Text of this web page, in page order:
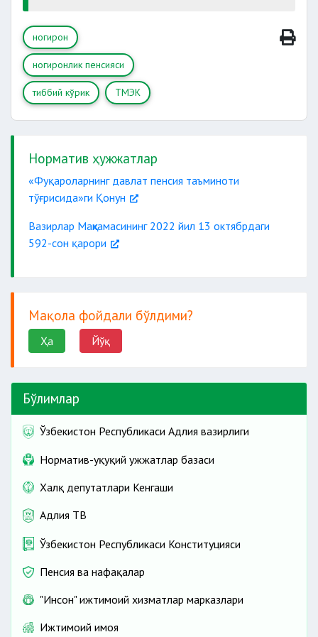
ногирон
ногиронлик пенсияси
тиббий кўрик ТМЭК
Норматив ҳужжатлар
«Фуқароларнинг давлат пенсия таъминоти
тўғрисида»ги Қонун
Вазирлар Маҳкамасининг 2022 йил 13 октябрдаги
592-сон қарори
Мақола фойдали бўлдими?
Ҳа Йўқ
Бўлимлар
Ўзбекистон Республикаси Адлия вазирлиги
Норматив-ҳуқуқий ҳужжатлар базаси
Халқ депутатлари Кенгаши
Адлия ТВ
Ўзбекистон Республикаси Конституцияси
Пенсия ва нафақалар
"Инсон" ижтимоий хизматлар марказлари
Ижтимоий ҳимоя